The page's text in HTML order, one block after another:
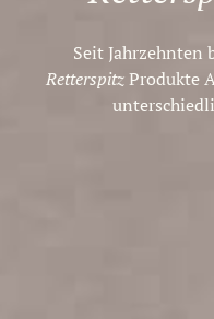
Seit Jahrzehnten
RetterspitzProdukte